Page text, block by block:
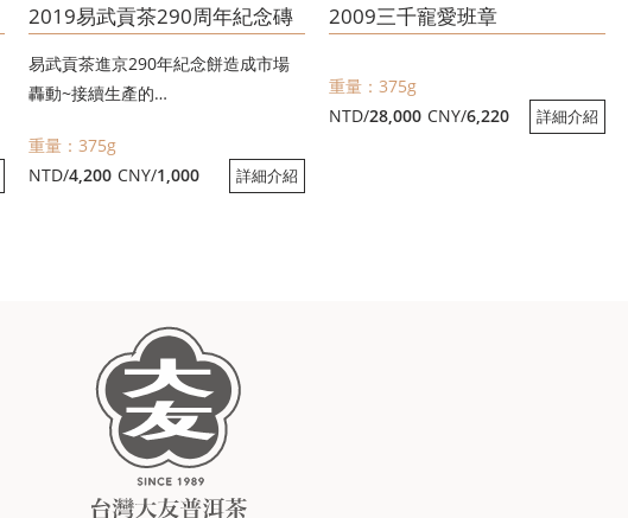
2019易武貢茶290周年紀念磚
易武貢茶進京290年紀念餅造成市場
轟動~接續生產的
重量：375g
NTD/4,200 CNY/1,000 詳細介紹
2009三千寵愛班章
重量：375g
NTD/28,000 CNY/6,220 詳細介紹